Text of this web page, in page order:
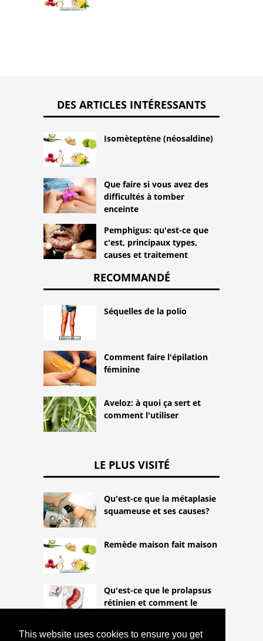
This website uses cookies to ensure you get
DES ARTICLES INTÉRESSANTS
Isomèteptène (néosaldine)
Que faire si vous avez des
difficultés à tomber
enceinte
Pemphigus: qu'est-ce que
c'est, principaux types,
causes et traitement
RECOMMANDÉ
Séquelles de la polio
Comment faire l'épilation
féminine
Aveloz: à quoi ça sert et
comment l'utiliser
LE PLUS VISITÉ
Qu'est-ce que la métaplasie
squameuse et ses causes?
Remède maison fait maison
Qu'est-ce que le prolapsus
rétinien et comment le